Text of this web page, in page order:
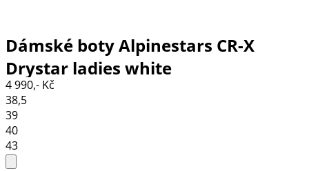
Dámské boty Alpinestars CR-X
Drystar ladies white
grey/black/diva pink
4 990,- Kč
38,5
39
40
43